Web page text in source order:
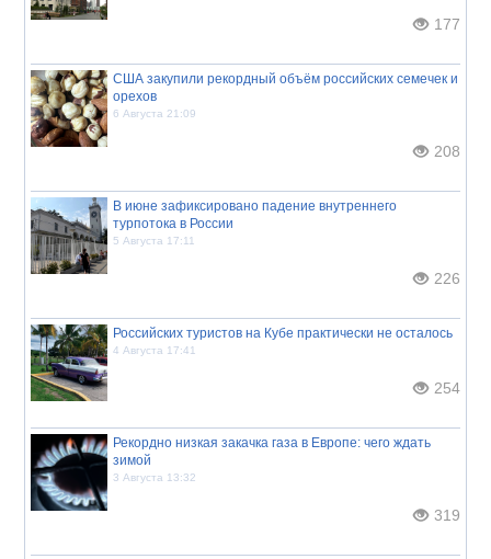
177
США закупили рекордный объём российских семечек и
орехов
6 Августа 21:09
208
В июне зафиксировано падение внутреннего
турпотока в России
5 Августа 17:11
226
Российских туристов на Кубе практически не осталось
4 Августа 17:41
254
Рекордно низкая закачка газа в Европе: чего ждать
зимой
3 Августа 13:32
319